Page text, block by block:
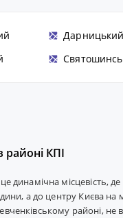
Дарницький
районі КПІ
динамічна місцевість,
а до центру Києва на
районі, не